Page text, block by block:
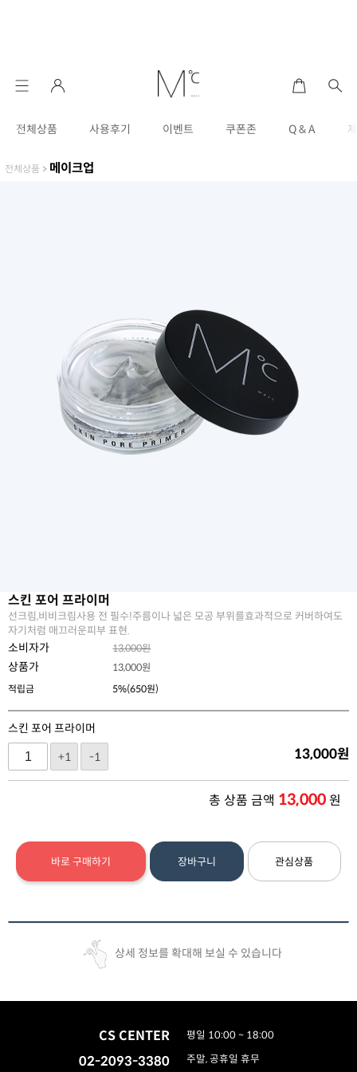
전체상품 사용후기 이벤트 쿠폰존 Q & A
전체상품 > 메이크업
스킨 포어 프라이머
선크림,비비크림사용 전 필수!주름이나 넓은 모공 부위를효과적으로 커버하여도
자기처럼 매끄러운피부 표현.
소비자가 13,000원
상품가 13,000원
적립금
5%(650원)
스킨 포어 프라이머
+1
-1 13,000원
총 상품 금액 13,000원
바로 구매하기 장바구니 관심상품
상세 정보를 확대해 보실 수 있습니다
CS CENTER
02-2093-3380
평일 10:00 ~ 18:00
주말, 공휴일 휴무